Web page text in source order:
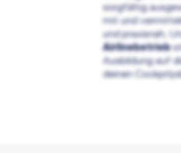
sorgfältig
mit und
und praxisnah.
Airlinebetrieb
Ausbildung auf
deinen